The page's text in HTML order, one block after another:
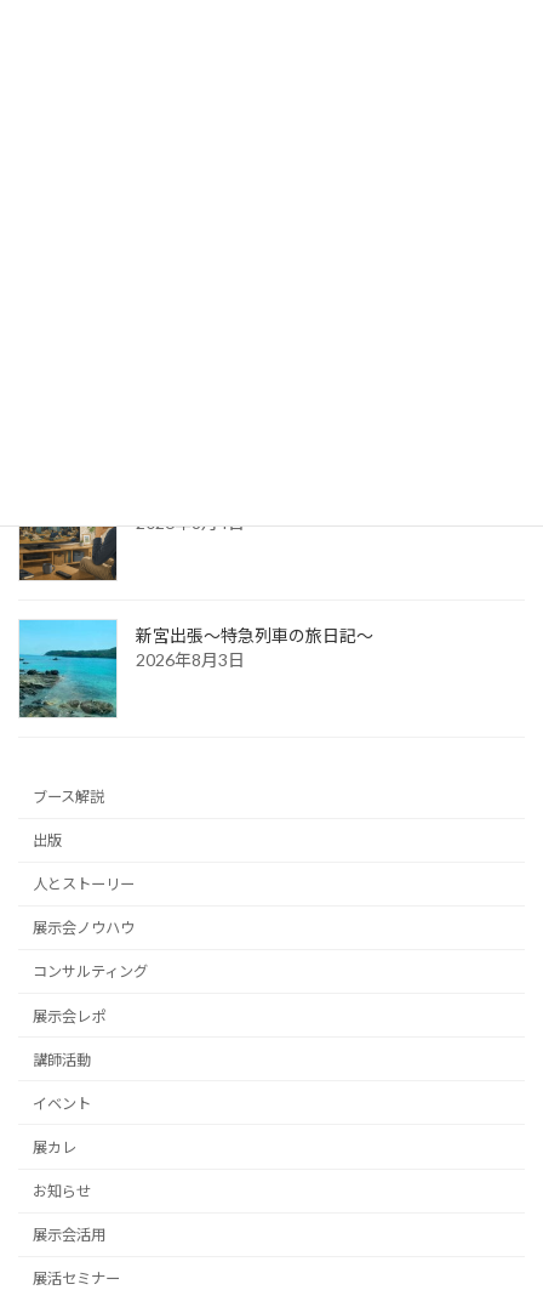
2026年8月4日
新宮出張～特急列車の旅日記～
2026年8月3日
ブース解説
出版
人とストーリー
展示会ノウハウ
コンサルティング
展示会レポ
講師活動
イベント
展カレ
お知らせ
展示会活用
展活セミナー